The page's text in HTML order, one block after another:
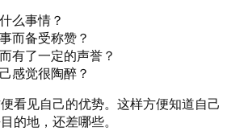
么事情？
而备受称赞？
有了一定的声誉？
感觉很陶醉？
看见自己的优势。这样方便知道自己
的地，还差哪些。